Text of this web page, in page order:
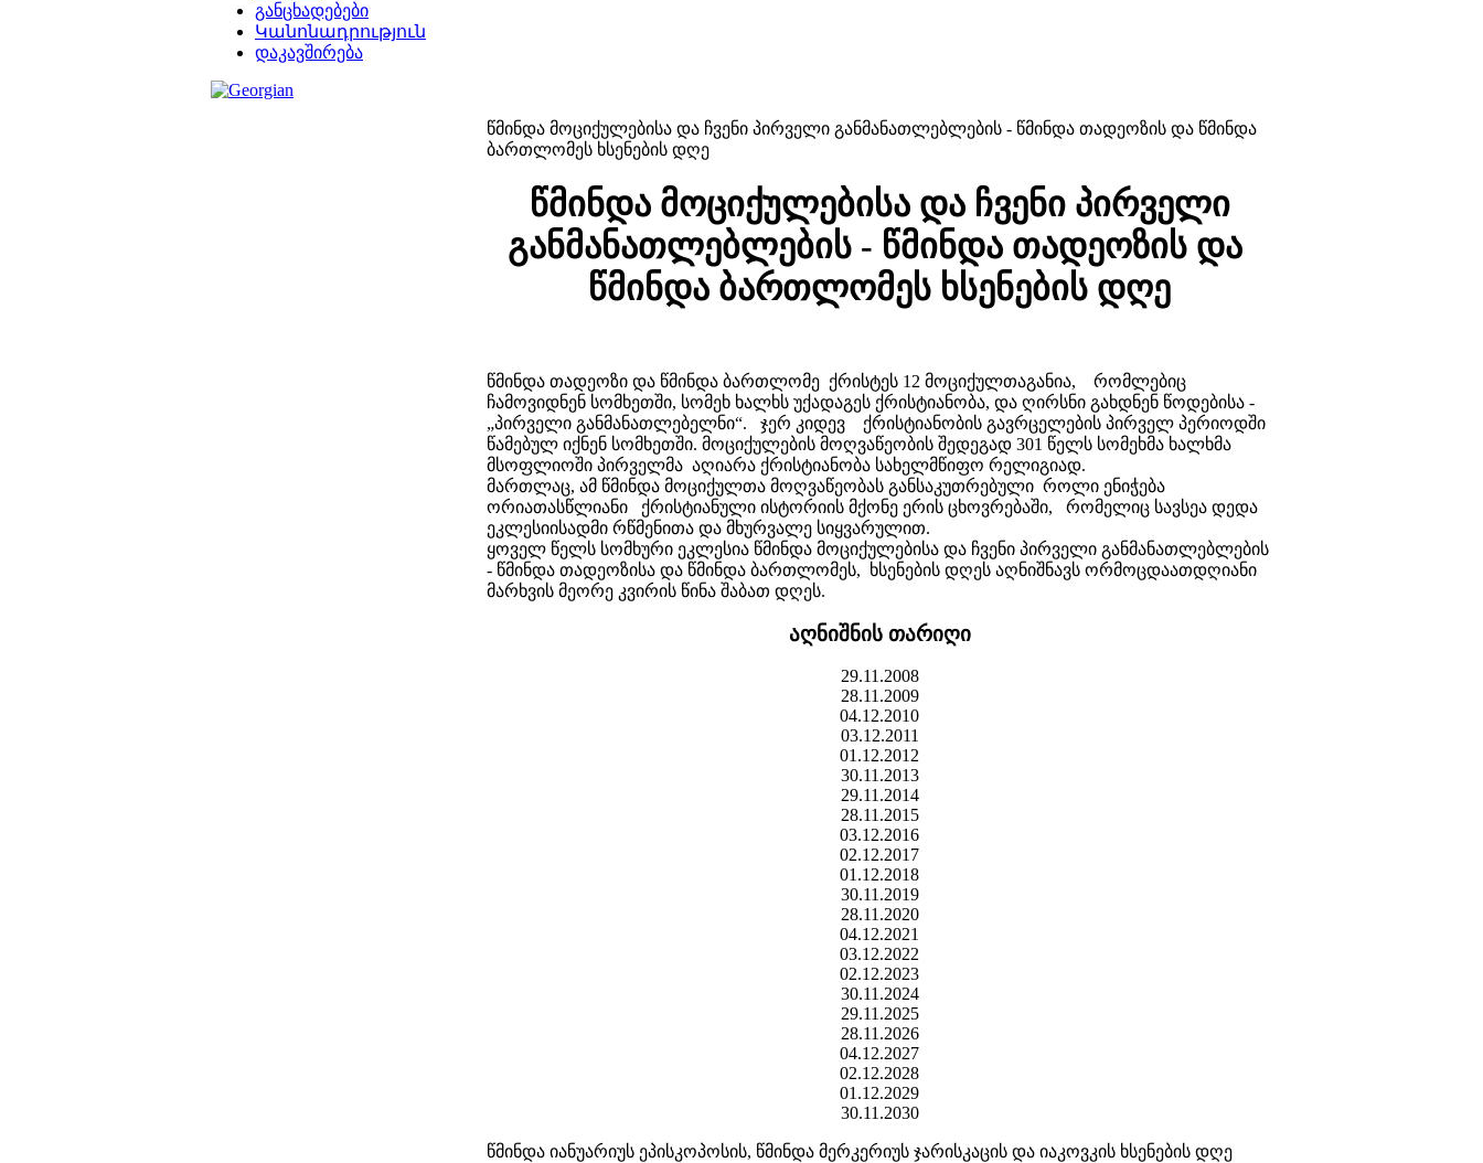
განცხადებები
Կանոնադրություն
დაკავშირება
წმინდა მოციქულებისა და ჩვენი პირველი განმანათლებლების - წმინდა თადეოზის და წმინდა
ბართლომეს ხსენების დღე
წმინდა მოციქულებისა და ჩვენი პირველი
განმანათლებლების - წმინდა თადეოზის და
წმინდა ბართლომეს ხსენების დღე
წმინდა თადეოზი და წმინდა ბართლომე ქრისტეს 12 მოციქულთაგანია, რომლებიც
ჩამოვიდნენ სომხეთში, სომეხ ხალხს უქადაგეს ქრისტიანობა, და ღირსნი გახდნენ წოდებისა -
„პირველი განმანათლებელნი“. ჯერ კიდევ ქრისტიანობის გავრცელების პირველ პერიოდში
წამებულ იქნენ სომხეთში. მოციქულების მოღვაწეობის შედეგად 301 წელს სომეხმა ხალხმა
მსოფლიოში პირველმა აღიარა ქრისტიანობა სახელმწიფო რელიგიად.
მართლაც, ამ წმინდა მოციქულთა მოღვაწეობას განსაკუთრებული როლი ენიჭება
ორიათასწლიანი ქრისტიანული ისტორიის მქონე ერის ცხოვრებაში, რომელიც სავსეა დედა
ეკლესიისადმი რწმენითა და მხურვალე სიყვარულით.
ყოველ წელს სომხური ეკლესია წმინდა მოციქულებისა და ჩვენი პირველი განმანათლებლების
- წმინდა თადეოზისა და წმინდა ბართლომეს, ხსენების დღეს აღნიშნავს ორმოცდაათდღიანი
მარხვის მეორე კვირის წინა შაბათ დღეს.
აღნიშნის თარიღი
29.11.2008
28.11.2009
04.12.2010
03.12.2011
01.12.2012
30.11.2013
29.11.2014
28.11.2015
03.12.2016
02.12.2017
01.12.2018
30.11.2019
28.11.2020
04.12.2021
03.12.2022
02.12.2023
30.11.2024
29.11.2025
28.11.2026
04.12.2027
02.12.2028
01.12.2029
30.11.2030
წმინდა იანუარიუს ეპისკოპოსის, წმინდა მერკერიუს ჯარისკაცის და იაკოვკის ხსენების დღე